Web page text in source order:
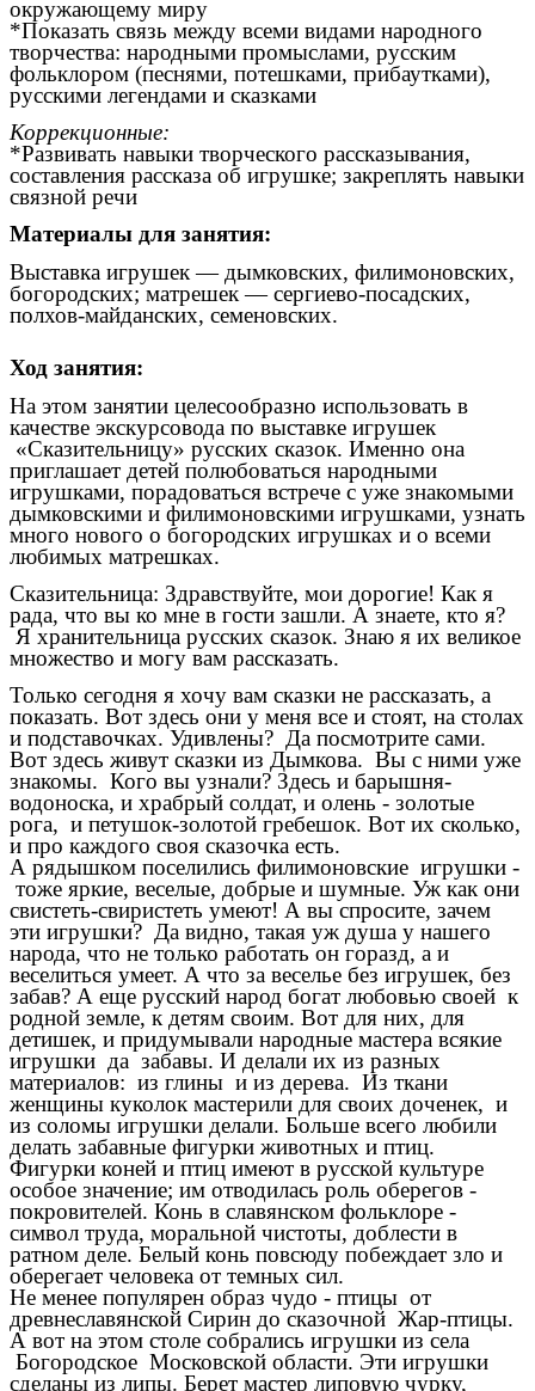
окружающему миру
*Показать связь между всеми видами народного
творчества: народными промыслами, русским
фольклором (песнями, потешками, прибаутками),
русскими легендами и сказками
Коррекционные:
*Развивать навыки творческого рассказывания,
составления рассказа об игрушке; закреплять навыки
связной речи
Материалы для занятия:
Выставка игрушек — дымковских, филимоновских,
богородских; матрешек — сергиево-посадских,
полхов-майданских, семеновских.
Ход занятия:
На этом занятии целесообразно использовать в
качестве экскурсовода по выставке игрушек
«Сказительницу» русских сказок. Именно она
приглашает детей полюбоваться народными
игрушками, порадоваться встрече с уже знакомыми
дымковскими и филимоновскими игрушками, узнать
много нового о богородских игрушках и о всеми
любимых матрешках.
Сказительница: Здравствуйте, мои дорогие! Как я
рада, что вы ко мне в гости зашли. А знаете, кто я?
Я хранительница русских сказок. Знаю я их великое
множество и могу вам рассказать.
Только сегодня я хочу вам сказки не рассказать, а
показать. Вот здесь они у меня все и стоят, на столах
и подставочках. Удивлены? Да посмотрите сами.
Вот здесь живут сказки из Дымкова. Вы с ними уже
знакомы. Кого вы узнали? Здесь и барышня-
водоноска, и храбрый солдат, и олень - золотые
рога, и петушок-золотой гребешок. Вот их сколько,
и про каждого своя сказочка есть.
А рядышком поселились филимоновские игрушки -
тоже яркие, веселые, добрые и шумные. Уж как они
свистеть-свиристеть умеют! А вы спросите, зачем
эти игрушки? Да видно, такая уж душа у нашего
народа, что не только работать он горазд, а и
веселиться умеет. А что за веселье без игрушек, без
забав? А еще русский народ богат любовью своей к
родной земле, к детям своим. Вот для них, для
детишек, и придумывали народные мастера всякие
игрушки да забавы. И делали их из разных
материалов: из глины и из дерева. Из ткани
женщины куколок мастерили для своих доченек, и
из соломы игрушки делали. Больше всего любили
делать забавные фигурки животных и птиц.
Фигурки коней и птиц имеют в русской культуре
особое значение; им отводилась роль оберегов -
покровителей. Конь в славянском фольклоре -
символ труда, моральной чистоты, доблести в
ратном деле. Белый конь повсюду побеждает зло и
оберегает человека от темных сил.
Не менее популярен образ чудо - птицы от
древнеславянской Сирин до сказочной Жар-птицы.
А вот на этом столе собрались игрушки из села
Богородское Московской области. Эти игрушки
сделаны из липы. Берет мастер липовую чурку,